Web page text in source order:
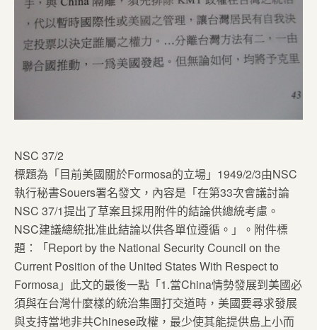
NSC 37/2
標題為「目前美國關於Formosa的立場」1949/2/3由NSC
執行秘書Souers署名發文，內容是「在第33次會議討論
NSC 37/1提出了草案且採用附件的結論供總統考慮。
NSC建議總統批准此結論以供各單位遵循。」。附件標
題：「Report by the National Security Council on the
Current Position of the United States With Respect to
Formosa」此文的最後一點「1.當China情勢發展到美國必
須與在台灣什麼樣的統治集團打交道時，美國要尋求發展
與支持當地非共Chinese政權，最少使其能提供島上小而